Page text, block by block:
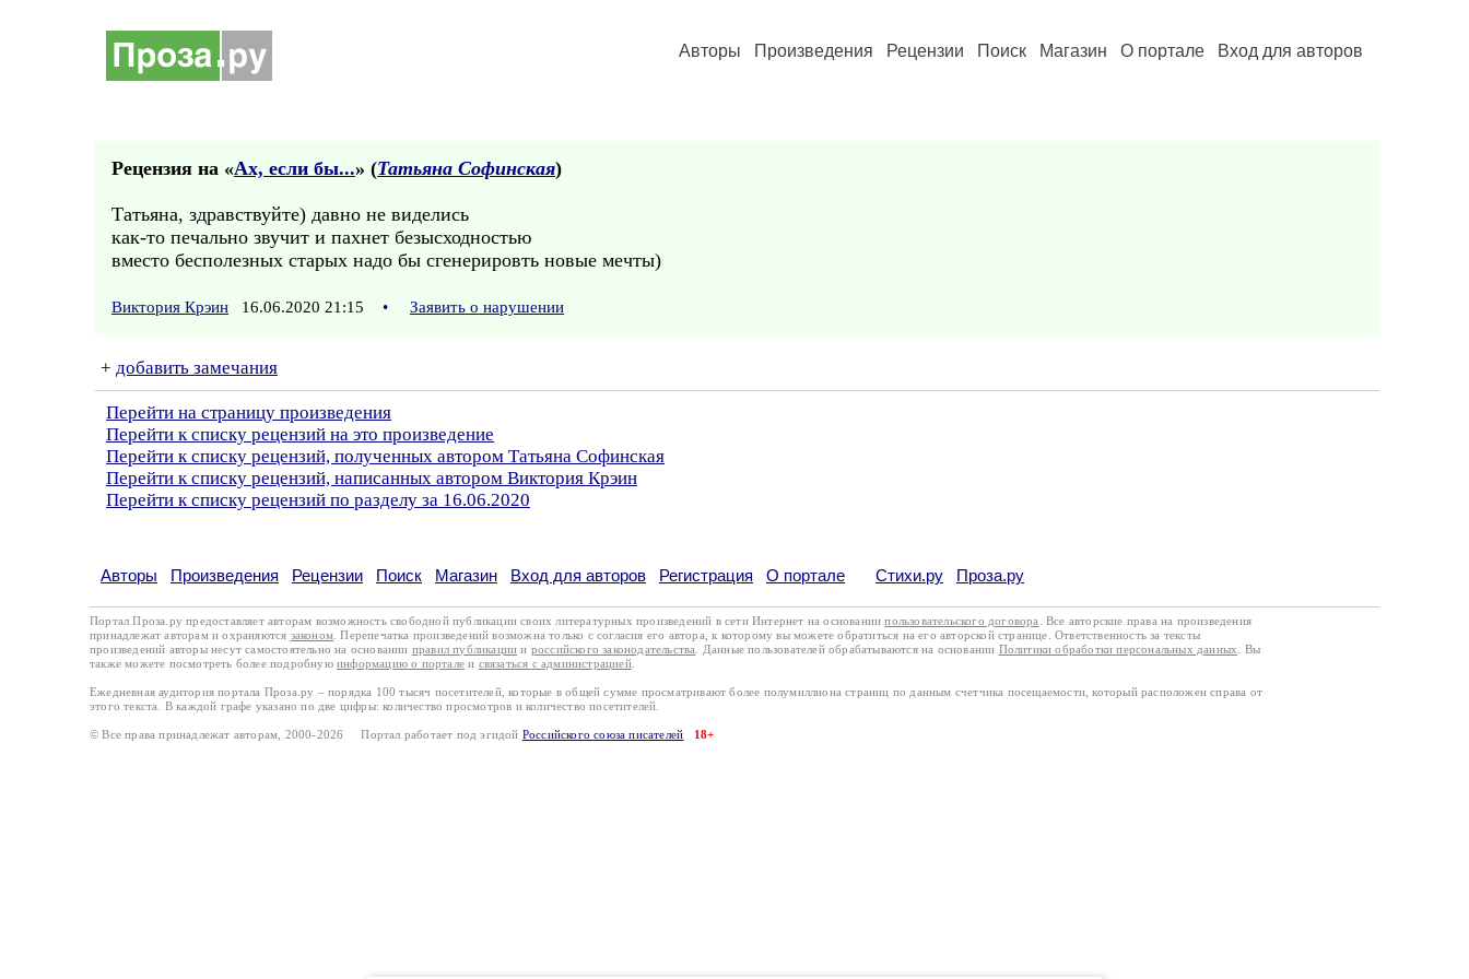
Авторы Произведения Рецензии Поиск Магазин О портале Вход для авторов
Рецензия на «Ах, если бы...» (Татьяна Софинская)
Татьяна, здравствуйте) давно не виделись
как-то печально звучит и пахнет безысходностью
вместо бесполезных старых надо бы сгенерировть новые мечты)
Виктория Крэин 16.06.2020 21:15 • Заявить о нарушении
+ добавить замечания
Перейти на страницу произведения
Перейти к списку рецензий на это произведение
Перейти к списку рецензий, полученных автором Татьяна Софинская
Перейти к списку рецензий, написанных автором Виктория Крэин
Перейти к списку рецензий по разделу за 16.06.2020
Авторы Произведения Рецензии Поиск Магазин Вход для авторов Регистрация О портале Стихи.ру Проза.ру
Портал Проза.ру предоставляет авторам возможность свободной публикации своих литературных произведений в сети Интернет на основаниипользовательского договора
. Все авторские права на произведения
принадлежат авторам и охраняются законом . Перепечатка произведений возможна только с согласия его автора, к которому вы можете обратиться на его авторской странице. Ответственность за тексты
произведений авторы несут самостоятельно на основании правил публикации и российского законодательства . Данные пользователей обрабатываются на основании Политики обработки персональных данных
. Вы
также можете посмотреть более подробную информацию о портале и связаться с администрацией.
Ежедневная аудитория портала Проза.ру – порядка 100 тысяч посетителей, которые в общей сумме просматривают более полумиллиона страниц по данным счетчика посещаемости, который расположен справа от
этого текста. В каждой графе указано по две цифры: количество просмотров и количество посетителей.
© Все права принадлежат авторам, 2000-2026 Портал работает под эгидой Российского союза писателей 18+